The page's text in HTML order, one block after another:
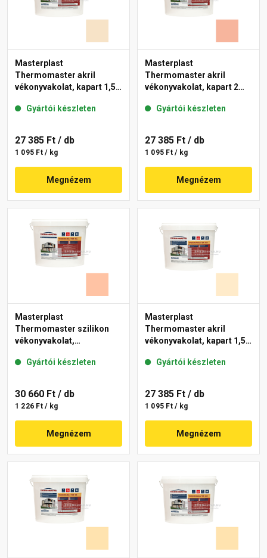
Masterplast
Thermomaster akril
vékonyvakolat, kapart 1,5
Gyártói készleten
27 385 Ft / db
1 095 Ft / kg
Megnézem
Masterplast
Thermomaster akril
vékonyvakolat, kapart 2
Gyártói készleten
27 385 Ft / db
1 095 Ft / kg
Megnézem
Masterplast
Thermomaster szilikon
vékonyvakolat,
15-D 25 kg
Gyártói készleten
30 660 Ft / db
1 226 Ft / kg
Megnézem
Masterplast
Thermomaster akril
vékonyvakolat, kapart 1,5
Gyártói készleten
27 385 Ft / db
1 095 Ft / kg
Megnézem